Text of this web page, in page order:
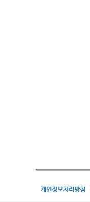
개인정보처리방침